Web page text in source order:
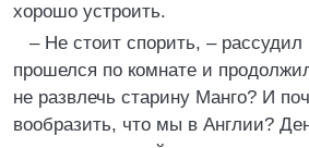
хорошо устроить.
– Не стоит спорить, –
прошелся по комнате и
не развлечь старину Манго? И
вообразить, что мы в Англии?